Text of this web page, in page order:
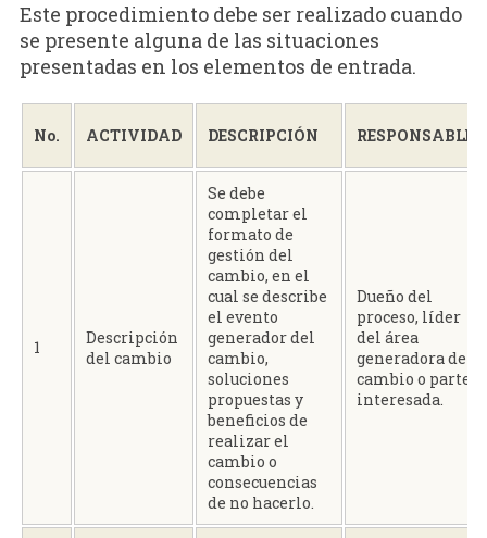
Este procedimiento debe ser realizado cuando
se presente alguna de las situaciones
presentadas en los elementos de entrada.
No. ACTIVIDAD DESCRIPCIÓN RESPONSABLE
1
Descripción
del cambio
Se debe
completar el
formato de
gestión del
cambio, en el
cual se describe
el evento
generador del
cambio,
soluciones
propuestas y
beneficios de
realizar el
cambio o
consecuencias
de no hacerlo.
Dueño del
proceso, líder
del área
generadora del
cambio o parte
interesada.